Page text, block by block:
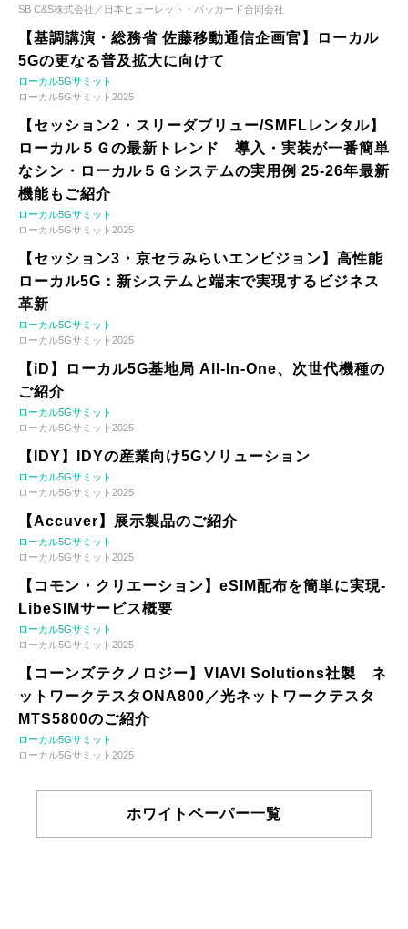
SB C&S株式会社／日本ヒューレット・パッカード合同会社
【基調講演・総務省 佐藤移動通信企画官】ローカル
5Gの更なる普及拡大に向けて
ローカル5Gサミット
ローカル5Gサミット2025
【セッション2・スリーダブリュー/SMFLレンタル】
ローカル５Ｇの最新トレンド 導入・実装が一番簡単
なシン・ローカル５Ｇシステムの実用例 25-26年最新
機能もご紹介
ローカル5Gサミット
ローカル5Gサミット2025
【セッション3・京セラみらいエンビジョン】高性能
ローカル5G：新システムと端末で実現するビジネス
革新
ローカル5Gサミット
ローカル5Gサミット2025
【iD】ローカル5G基地局 All-In-One、次世代機種の
ご紹介
ローカル5Gサミット
ローカル5Gサミット2025
【IDY】IDYの産業向け5Gソリューション
ローカル5Gサミット
ローカル5Gサミット2025
【Accuver】展示製品のご紹介
ローカル5Gサミット
ローカル5Gサミット2025
【コモン・クリエーション】eSIM配布を簡単に実現-
LibeSIMサービス概要
ローカル5Gサミット
ローカル5Gサミット2025
【コーンズテクノロジー】VIAVI Solutions社製 ネ
ットワークテスタONA800／光ネットワークテスタ
MTS5800のご紹介
ローカル5Gサミット
ローカル5Gサミット2025
ホワイトペーパー一覧